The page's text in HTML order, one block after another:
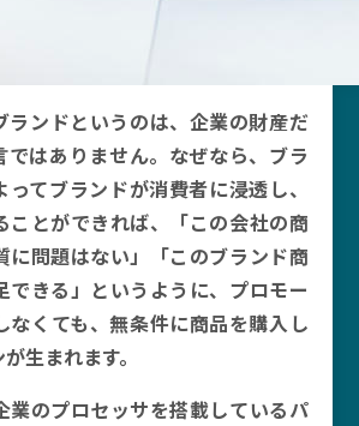
ランドというのは、企業の財産だ
ではありません。なぜなら、ブラ
ってブランドが消費者に浸透し、
ことができれば、「この会社の商
に問題はない」「このブランド商
できる」というように、プロモー
なくても、無条件に商品を購入し
生まれます。
業のプロセッサを搭載しているパ